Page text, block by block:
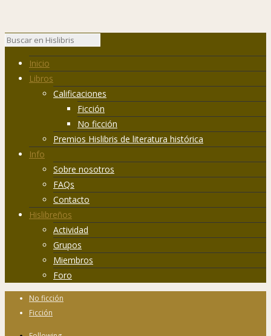
Inicio
Libros
Calificaciones
Ficción
No ficción
Premios Hislibris de literatura histórica
Info
Sobre nosotros
FAQs
Contacto
Hislibreños
Actividad
Grupos
Miembros
Foro
No ficción
Ficción